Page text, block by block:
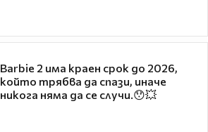
Barbie 2 има краен срок до 2026,
който трябва да спази, иначе
никога няма да се случи.😯💥